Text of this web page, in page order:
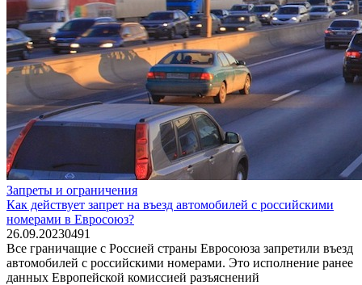
Запреты и ограничения
Как действует запрет на въезд автомобилей с российскими
номерами в Евросоюз?
26.09.20230491
Все граничащие с Россией страны Евросоюза запретили въезд
автомобилей с российскими номерами. Это исполнение ранее
данных Европейской комиссией разъяснений